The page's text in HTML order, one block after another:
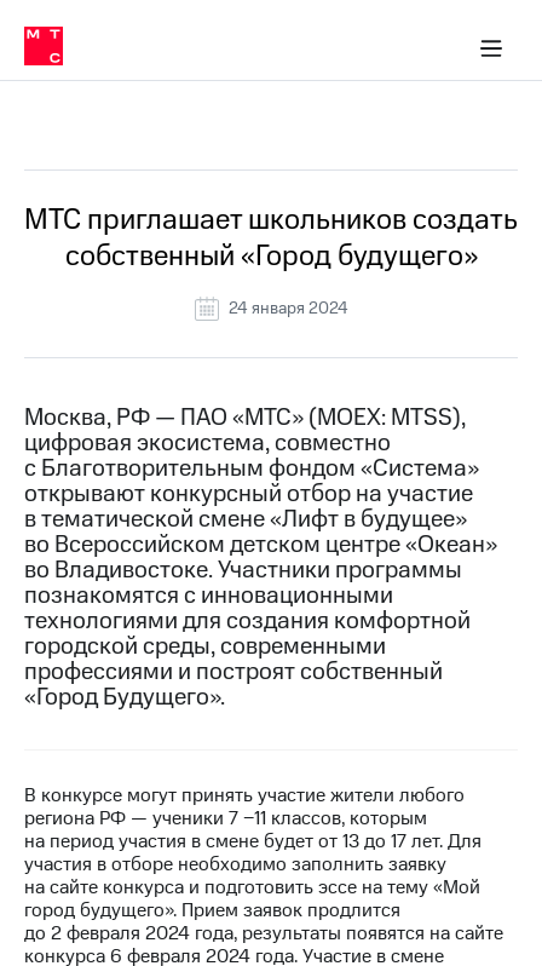
Медиа-центр
и акционерам
Устойчивое развитие
Комплаенс и деловая этика
компании
Карьера
История
компании
Руководство
Контакты
Медиа-центр
Пресс-
релизы
МТС
о технологиях
Достижения
Интервью
Контакты
Новости
в
регионе
и акционерам
в МТС
Пресс-
релизы
о технологиях
МТС приглашает школьников создать
собственный «Город будущего»
24 января 2024
Москва, РФ — ПАО «МТС» (MOEX: MTSS),
цифровая экосистема, совместно
с Благотворительным фондом «Система»
открывают конкурсный отбор на участие
в тематической смене «Лифт в будущее»
во Всероссийском детском центре «Океан»
во Владивостоке. Участники программы
познакомятся с инновационными
технологиями для создания комфортной
городской среды, современными
профессиями и построят собственный
«Город Будущего».
В конкурсе могут принять участие жители любого
региона РФ — ученики 7 −11 классов, которым
на период участия в смене будет от 13 до 17 лет. Для
участия в отборе необходимо заполнить заявку
на сайте конкурса и подготовить эссе на тему «Мой
город будущего». Прием заявок продлится
до 2 февраля 2024 года, результаты появятся на сайте
конкурса 6 февраля 2024 года. Участие в смене